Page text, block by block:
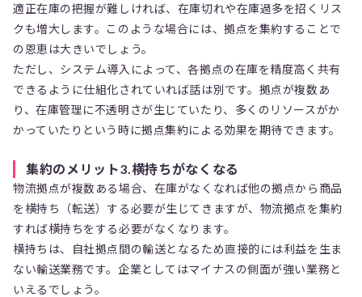
適正在庫の把握が難しければ、在庫切れや在庫過多を招くリス
クも増大します。このような場合には、拠点を集約することで
の恩恵は大きいでしょう。
ただし、システム導入によって、各拠点の在庫を精度高く共有
できるように仕組化されていれば話は別です。拠点が複数あ
り、在庫管理に不透明さが生じていたり、多くのリソースがか
かっていたりという時に拠点集約による効果を期待できます。
集約のメリット3.横持ちがなくなる
物流拠点が複数ある場合、在庫がなくなれば他の拠点から商品
を横持ち（転送）する必要が生じてきますが、物流拠点を集約
すれば横持ちをする必要がなくなります。
横持ちは、自社拠点間の輸送となるため直接的には利益を生ま
ない輸送業務です。企業としてはマイナスの側面が強い業務と
いえるでしょう。